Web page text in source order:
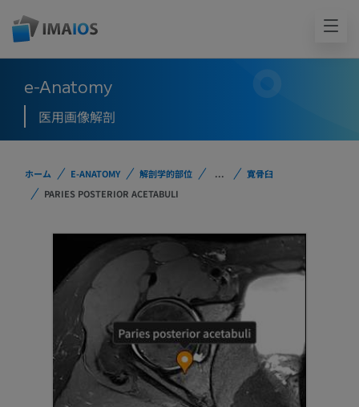
e-Anatomy
医用画像解剖
ホーム E-ANATOMY 解剖学的部位 ...
寛骨臼
PARIES POSTERIOR ACETABULI